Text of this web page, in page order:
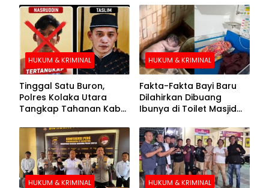
Crusher
HUKUM & KRIMINAL
Tinggal Satu Buron,
Polres Kolaka Utara
Tangkap Tahanan Kabur
Pengejaran
HUKUM & KRIMINAL
Fakta-Fakta Bayi Baru
Dilahirkan Dibuang
Ibunya di Toilet Masjid
HUKUM & KRIMINAL HUKUM & KRIMINAL